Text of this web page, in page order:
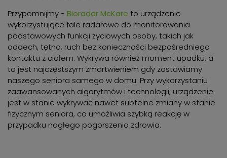
Przypomnijmy - Bioradar McKare to urządzenie
wykorzystujące fale radarowe do monitorowania
podstawowych funkcji życiowych osoby, takich jak
oddech, tętno, ruch bez konieczności bezpośredniego
kontaktu z ciałem. Wykrywa również moment upadku, a
to jest najczęstszym zmartwieniem gdy zostawiamy
naszego seniora samego w domu. Przy wykorzystaniu
zaawansowanych algorytmów i technologii, urządzenie
jest w stanie wykrywać nawet subtelne zmiany w stanie
fizycznym seniora, co umożliwia szybką reakcję w
przypadku nagłego pogorszenia zdrowia.